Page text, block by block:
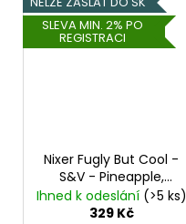
SLEVA MIN. 2% PO
REGISTRACI
Nixer Fugly But Cool -
S&V - Pineapple,
Mango & Passionfruit -
Ananas, Mango,
Ihned k odeslání (>5 ks)
329 Kč